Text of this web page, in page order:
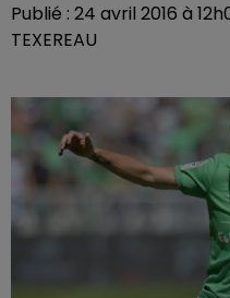
Publié : 24 avril 2016 à
TEXEREAU